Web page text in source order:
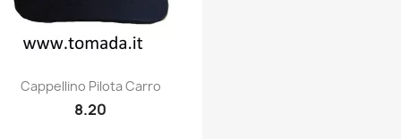
Quick view
Cappellino Pilota Carro
8.20